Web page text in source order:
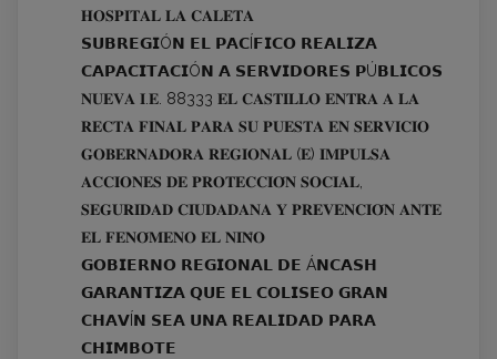
𝐇𝐎𝐒𝐏𝐈𝐓𝐀𝐋 𝐋𝐀 𝐂𝐀𝐋𝐄𝐓𝐀
𝗦𝗨𝗕𝗥𝗘𝗚𝗜Ó𝗡 𝗘𝗟 𝗣𝗔𝗖Í𝗙𝗜𝗖𝗢 𝗥𝗘𝗔𝗟𝗜𝗭𝗔
𝗖𝗔𝗣𝗔𝗖𝗜𝗧𝗔𝗖𝗜Ó𝗡 𝗔 𝗦𝗘𝗥𝗩𝗜𝗗𝗢𝗥𝗘𝗦 𝗣Ú𝗕𝗟𝗜𝗖𝗢𝗦
𝐍𝐔𝐄𝐕𝐀 𝐈.𝐄. 88333 𝐄𝐋 𝐂𝐀𝐒𝐓𝐈𝐋𝐋𝐎 𝐄𝐍𝐓𝐑𝐀 𝐀 𝐋𝐀
𝐑𝐄𝐂𝐓𝐀 𝐅𝐈𝐍𝐀𝐋 𝐏𝐀𝐑𝐀 𝐒𝐔 𝐏𝐔𝐄𝐒𝐓𝐀 𝐄𝐍 𝐒𝐄𝐑𝐕𝐈𝐂𝐈𝐎
𝐆𝐎𝐁𝐄𝐑𝐍𝐀𝐃𝐎𝐑𝐀 𝐑𝐄𝐆𝐈𝐎𝐍𝐀𝐋 (𝐄) 𝐈𝐌𝐏𝐔𝐋𝐒𝐀
𝐀𝐂𝐂𝐈𝐎𝐍𝐄𝐒 𝐃𝐄 𝐏𝐑𝐎𝐓𝐄𝐂𝐂𝐈𝐎́𝐍 𝐒𝐎𝐂𝐈𝐀𝐋,
𝐒𝐄𝐆𝐔𝐑𝐈𝐃𝐀𝐃 𝐂𝐈𝐔𝐃𝐀𝐃𝐀𝐍𝐀 𝐘 𝐏𝐑𝐄𝐕𝐄𝐍𝐂𝐈𝐎́𝐍 𝐀𝐍𝐓𝐄
𝐄𝐋 𝐅𝐄𝐍𝐎́𝐌𝐄𝐍𝐎 𝐄𝐋 𝐍𝐈𝐍̃𝐎
𝗚𝗢𝗕𝗜𝗘𝗥𝗡𝗢 𝗥𝗘𝗚𝗜𝗢𝗡𝗔𝗟 𝗗𝗘 Á𝗡𝗖𝗔𝗦𝗛
𝗚𝗔𝗥𝗔𝗡𝗧𝗜𝗭𝗔 𝗤𝗨𝗘 𝗘𝗟 𝗖𝗢𝗟𝗜𝗦𝗘𝗢 𝗚𝗥𝗔𝗡
𝗖𝗛𝗔𝗩Í𝗡 𝗦𝗘𝗔 𝗨𝗡𝗔 𝗥𝗘𝗔𝗟𝗜𝗗𝗔𝗗 𝗣𝗔𝗥𝗔
𝗖𝗛𝗜𝗠𝗕𝗢𝗧𝗘